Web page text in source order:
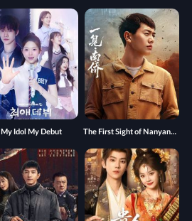
The First Sight of Nanyang Overseas Chinese
My Idol My Debut